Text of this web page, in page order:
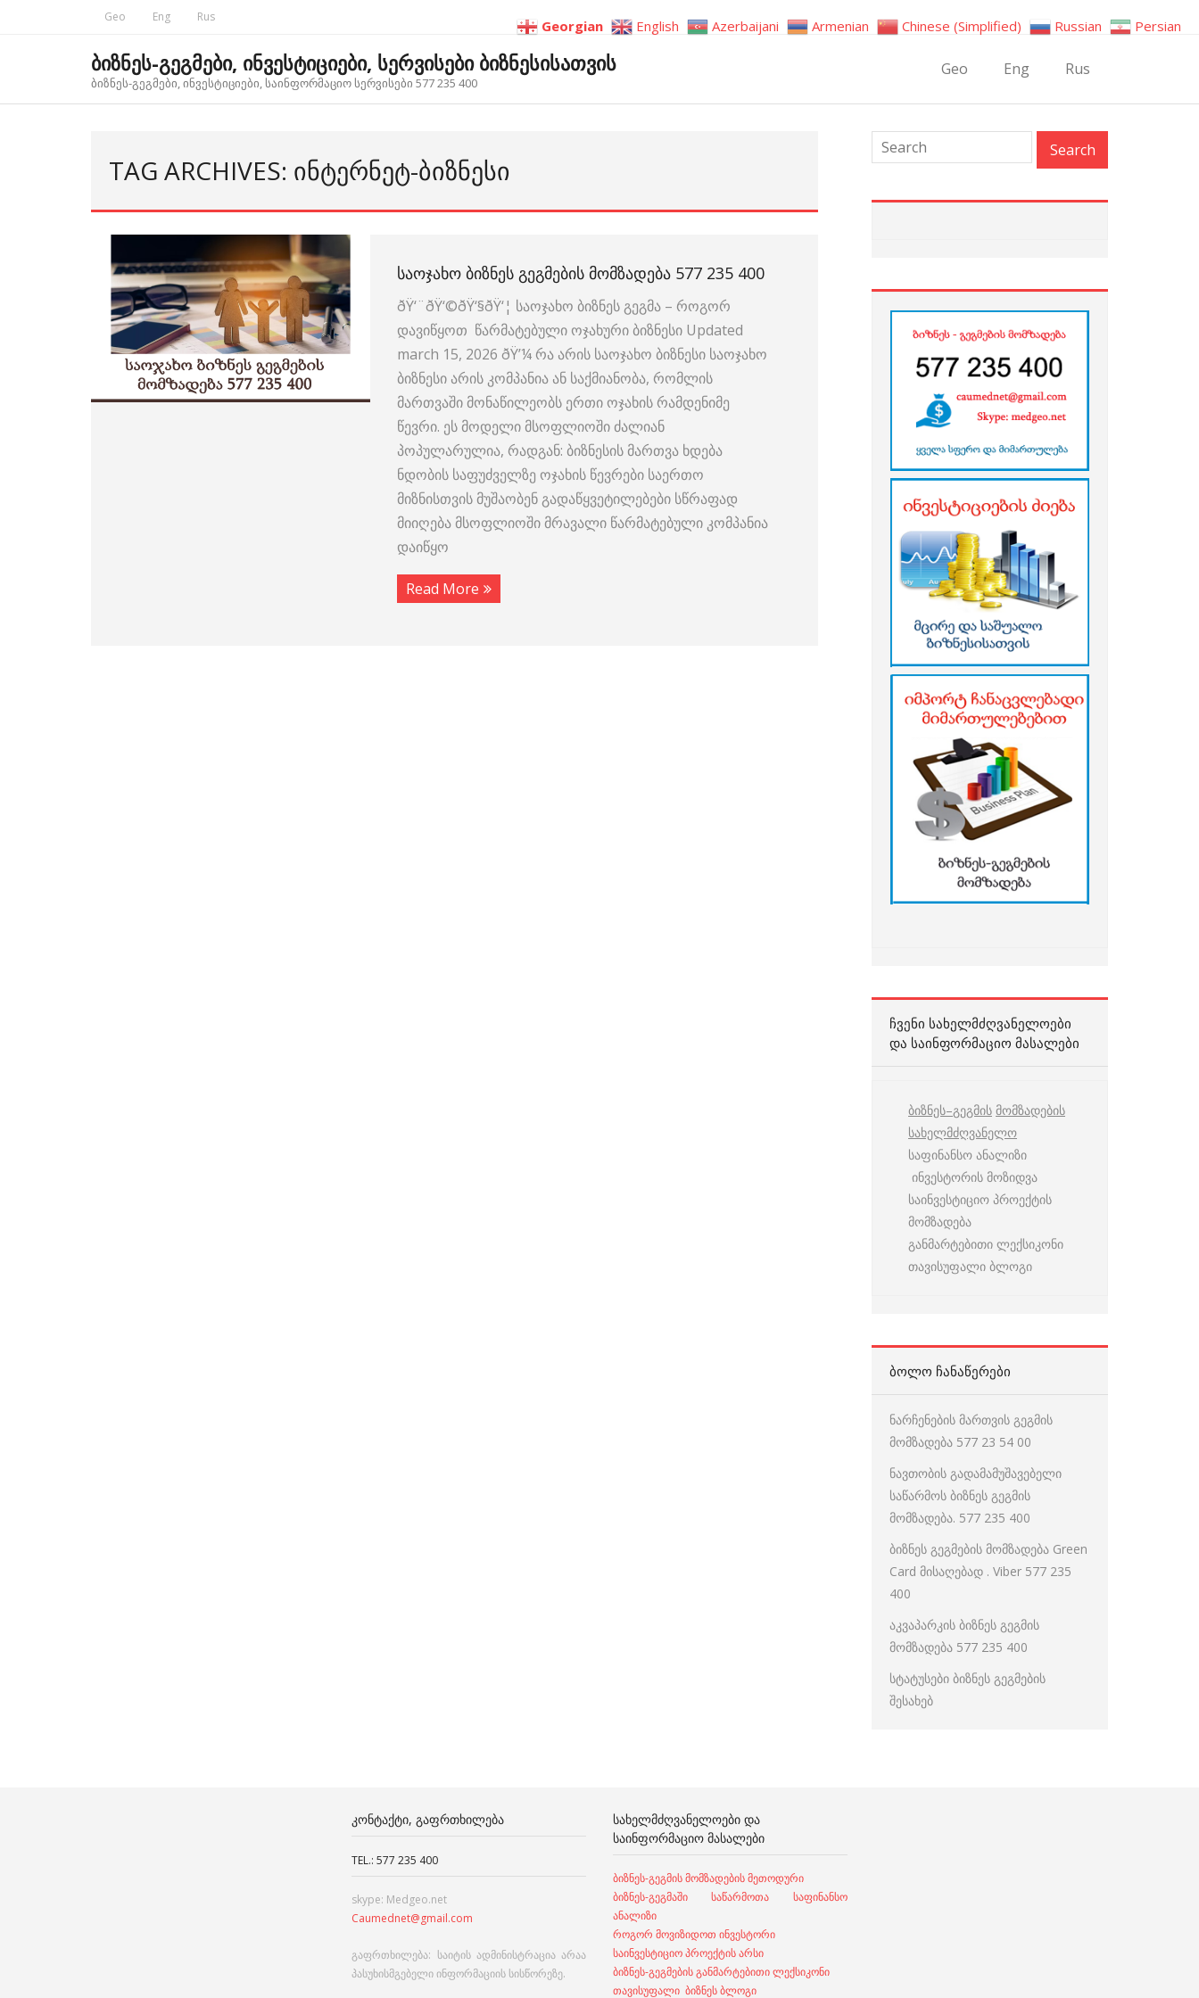
Geo Eng Rus
ბიზნეს-გეგმები, ინვესტიციები, სერვისები ბიზნესისათვის
ბიზნეს-გეგმები, ინვესტიციები, საინფორმაციო სერვისები 577 235 400
Geo Eng Rus
TAG ARCHIVES: ᲘᲜᲢᲔᲠᲜᲔᲢ-ᲑᲘᲖᲜᲔᲡᲘ
ᲡᲐᲝᲯᲐᲮᲝ ᲑᲘᲖᲜᲔᲡ ᲒᲔᲒᲛᲔᲑᲘᲡ ᲛᲝᲛᲖᲐᲓᲔᲑᲐ 577 235 400
ðŸ‘¨‍ðŸ‘©‍ðŸ‘§‍ðŸ‘¦ საოჯახო ბიზნეს გეგმა – როგორ
დავიწყოთ წარმატებული ოჯახური ბიზნესი Updated
march 15, 2026 ðŸ’¼ რა არის საოჯახო ბიზნესი საოჯახო
ბიზნესი არის კომპანია ან საქმიანობა, რომლის
მართვაში მონაწილეობს ერთი ოჯახის რამდენიმე
წევრი. ეს მოდელი მსოფლიოში ძალიან
პოპულარულია, რადგან: ბიზნესის მართვა ხდება
ნდობის საფუძველზე ოჯახის წევრები საერთო
მიზნისთვის მუშაობენ გადაწყვეტილებები სწრაფად
მიიღება მსოფლიოში მრავალი წარმატებული კომპანია
დაიწყო
Read More
ᲩᲕᲔᲜᲘ ᲡᲐᲮᲔᲚᲛᲫᲦᲕᲐᲜᲔᲚᲝᲔᲑᲘ
ᲓᲐ ᲡᲐᲘᲜᲤᲝᲠᲛᲐᲪᲘᲝ ᲛᲐᲡᲐᲚᲔᲑᲘ
ბიზნეს–გეგმის მომზადების
სახელმძღვანელო
საფინანსო ანალიზი
ინვესტორის მოზიდვა
საინვესტიციო პროექტის
მომზადება
განმარტებითი ლექსიკონი
თავისუფალი ბლოგი
ᲑᲝᲚᲝ ᲩᲐᲜᲐᲬᲔᲠᲔᲑᲘ
ნარჩენების მართვის გეგმის
მომზადება 577 23 54 00
ნავთობის გადამამუშავებელი
საწარმოს ბიზნეს გეგმის
მომზადება. 577 235 400
ბიზნეს გეგმების მომზადება Green
Card მისაღებად . Viber 577 235
400
აკვაპარკის ბიზნეს გეგმის
მომზადება 577 235 400
სტატუსები ბიზნეს გეგმების
შესახებ
ᲙᲝᲜᲢᲐᲥᲢᲘ, ᲒᲐᲤᲠᲗᲮᲘᲚᲔᲑᲐ
TEL.: 577 235 400
skype: Medgeo.net
Caumednet@gmail.com
გაფრთხილება: საიტის ადმინისტრაცია არაა
პასუხისმგებელი ინფორმაციის სისწორეზე.
ᲡᲐᲮᲔᲚᲛᲫᲦᲕᲐᲜᲔᲚᲝᲔᲑᲘ ᲓᲐ
ᲡᲐᲘᲜᲤᲝᲠᲛᲐᲪᲘᲝ ᲛᲐᲡᲐᲚᲔᲑᲘ
ბიზნეს-გეგმის მომზადების მეთოდური
ბიზნეს-გეგმაში საწარმოთა საფინანსო
ანალიზი
როგორ მოვიზიდოთ ინვესტორი
საინვესტიციო პროექტის არსი
ბიზნეს-გეგმების განმარტებითი ლექსიკონი
თავისუფალი ბიზნეს ბლოგი
Georgian English Azerbaijani Armenian Chinese (Simplified) Russian Persian